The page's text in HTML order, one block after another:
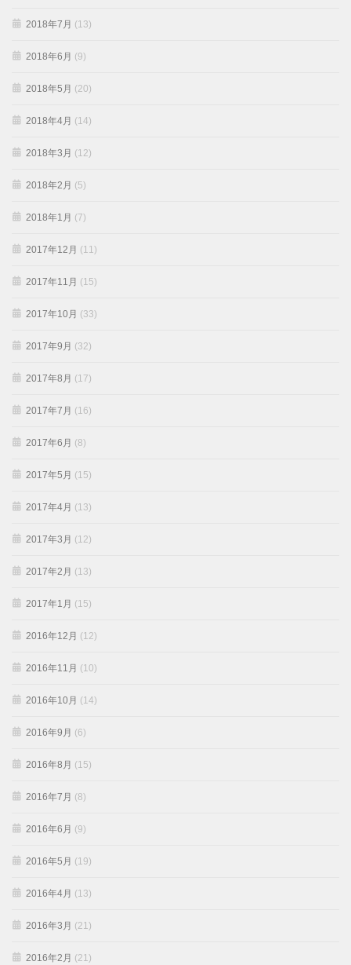
2018年7月 (13)
2018年6月 (9)
2018年5月 (20)
2018年4月 (14)
2018年3月 (12)
2018年2月 (5)
2018年1月 (7)
2017年12月 (11)
2017年11月 (15)
2017年10月 (33)
2017年9月 (32)
2017年8月 (17)
2017年7月 (16)
2017年6月 (8)
2017年5月 (15)
2017年4月 (13)
2017年3月 (12)
2017年2月 (13)
2017年1月 (15)
2016年12月 (12)
2016年11月 (10)
2016年10月 (14)
2016年9月 (6)
2016年8月 (15)
2016年7月 (8)
2016年6月 (9)
2016年5月 (19)
2016年4月 (13)
2016年3月 (21)
2016年2月 (21)